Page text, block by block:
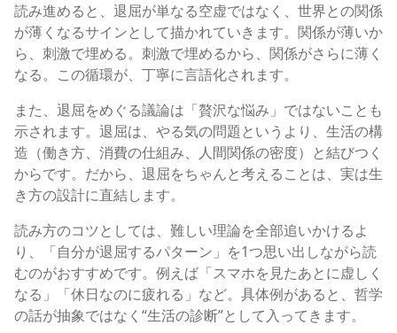
読み進めると、退屈が単なる空虚ではなく、世界との関係
が薄くなるサインとして描かれていきます。関係が薄いか
ら、刺激で埋める。刺激で埋めるから、関係がさらに薄く
なる。この循環が、丁寧に言語化されます。
また、退屈をめぐる議論は「贅沢な悩み」ではないことも
示されます。退屈は、やる気の問題というより、生活の構
造（働き方、消費の仕組み、人間関係の密度）と結びつく
からです。だから、退屈をちゃんと考えることは、実は生
き方の設計に直結します。
読み方のコツとしては、難しい理論を全部追いかけるよ
り、「自分が退屈するパターン」を1つ思い出しながら読
むのがおすすめです。例えば「スマホを見たあとに虚しく
なる」「休日なのに疲れる」など。具体例があると、哲学
の話が抽象ではなく“生活の診断”として入ってきます。